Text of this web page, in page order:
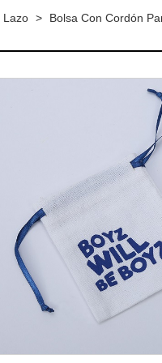
Lazo > Bolsa Con Cordón